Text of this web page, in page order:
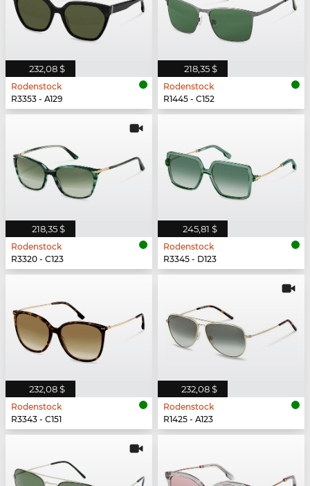
232,08 $
Rodenstock
R3353 - A129
218,35 $
Rodenstock
R1445 - C152
218,35 $
Rodenstock
R3320 - C123
245,81 $
Rodenstock
R3345 - D123
232,08 $
Rodenstock
R3343 - C151
232,08 $
Rodenstock
R1425 - A123